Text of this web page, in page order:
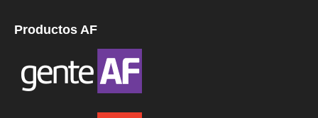
Productos AF